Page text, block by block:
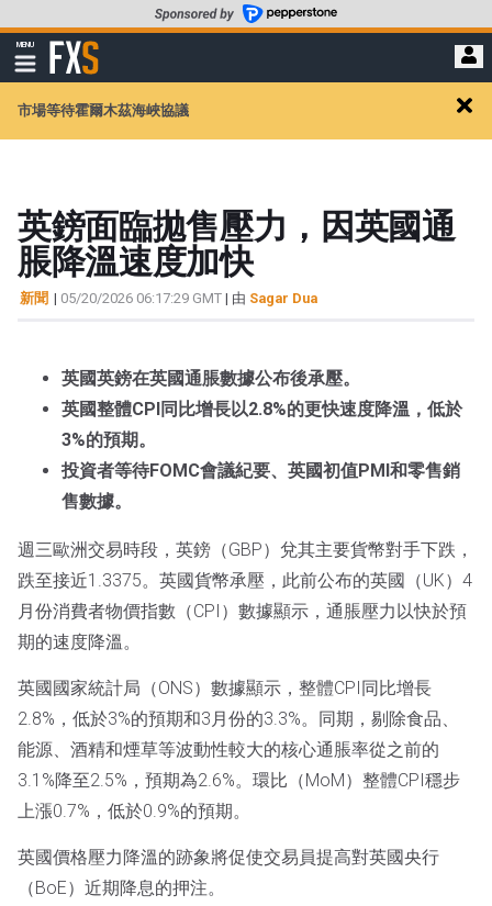
至
要
MENU
顯
示
航
FXStreet
市場等待霍爾木茲海峽協議
alert
英鎊面臨拋售壓力，因英國通
脹降溫速度加快
新聞 | 05/20/2026 06:17:29 GMT | 由 Sagar Dua
英國英鎊在英國通脹數據公布後承壓。
英國整體CPI同比增長以2.8%的更快速度降溫，低於
3%的預期。
投資者等待FOMC會議紀要、英國初值PMI和零售銷
售數據。
週三歐洲交易時段，英鎊（GBP）兌其主要貨幣對手下跌，
跌至接近1.3375。英國貨幣承壓，此前公布的英國（UK）4
月份消費者物價指數（CPI）數據顯示，通脹壓力以快於預
期的速度降溫。
英國國家統計局（ONS）數據顯示，整體CPI同比增長
2.8%，低於3%的預期和3月份的3.3%。同期，剔除食品、
能源、酒精和煙草等波動性較大的核心通脹率從之前的
3.1%降至2.5%，預期為2.6%。環比（MoM）整體CPI穩步
上漲0.7%，低於0.9%的預期。
英國價格壓力降溫的跡象將促使交易員提高對英國央行
（BoE）近期降息的押注。